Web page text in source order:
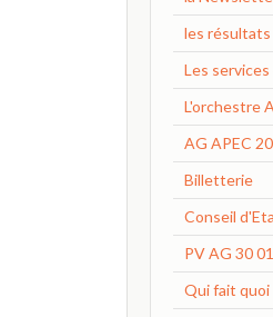
les résultats
Les
L'orchestre
AG APEC
Billetterie
Conseil
PV AG 30
Qui fait quoi